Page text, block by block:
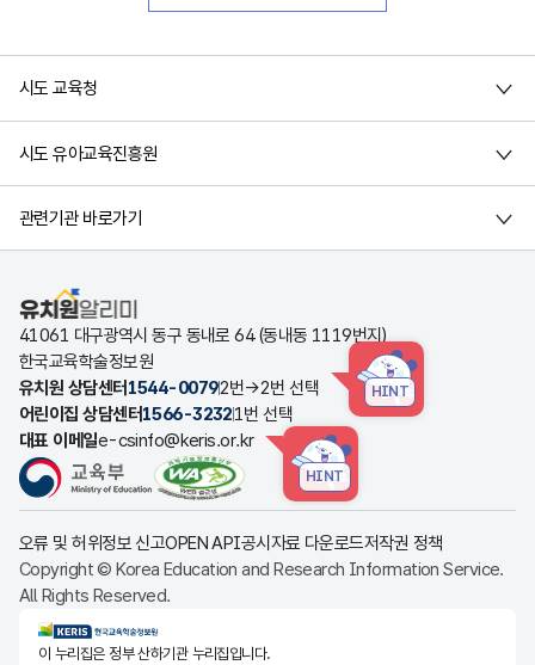
시도 교육청
시도 유아교육진흥원
관련기관 바로가기
유치원알리미
41061 대구광역시 동구 동내로 64 (동내동 1119번지)
한국교육학술정보원
유치원 상담센터 1544-00792번→2번 선택 HINT
어린이집 상담센터1566-32321번 선택
대표 이메일e-csinfo@keris.or.kr
HINT
오류 및 허위정보 신고OPEN API공시자료 다운로드저작권 정책
Copyright © Korea Education and Research Information Service.
All Rights Reserved.
KERIS한국교육학술정보원
이 누리집은 정부 산하기관 누리집입니다.